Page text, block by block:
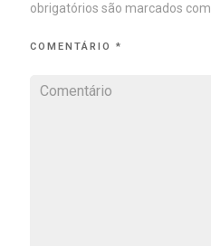
obrigatórios são marcados com
COMENTÁRIO *